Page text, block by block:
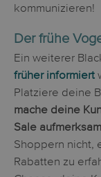
kommunizieren!
Der frühe
Ein weiterer
früher informiert
Platziere deine
mache deine
Sale aufmerksam
Shoppern nicht,
Rabatten zu